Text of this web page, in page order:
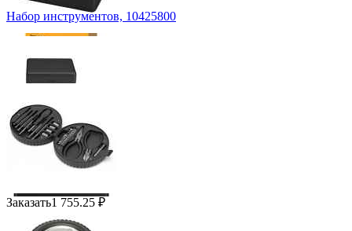
Набор инструментов, 10425800
Заказать1 755.25 ₽